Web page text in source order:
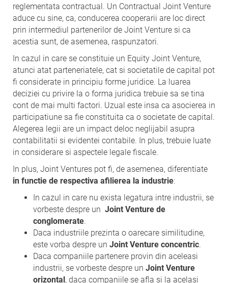
reglementata contractual. Un Contractual Joint Venture
aduce cu sine, ca, conducerea cooperarii are loc direct
prin intermediul partenerilor de Joint Venture si ca
acestia sunt, de asemenea, raspunzatori.
In cazul in care se constituie un Equity Joint Venture,
atunci atat parteneriatele, cat si societatile de capital pot
fi considerate in principiu forme juridice. La luarea
deciziei cu privire la o forma juridica trebuie sa se tina
cont de mai multi factori. Uzual este insa ca asocierea in
participatiune sa fie constituita ca o societate de capital.
Alegerea legii are un impact deloc neglijabil asupra
contabilitatii si evidentei contabile. In plus, trebuie luate
in considerare si aspectele legale fiscale.
In plus, Joint Ventures pot fi, de asemenea, diferentiate
in functie de respectiva afilierea la industrie:
In cazul in care nu exista legatura intre industrii, se
vorbeste despre un Joint Venture de
conglomerate.
Daca industriile prezinta o oarecare similitudine,
este vorba despre un Joint Venture concentric.
Daca companiile partenere provin din aceleasi
industrii, se vorbeste despre un Joint Venture
orizontal, daca companiile se afla si la acelasi